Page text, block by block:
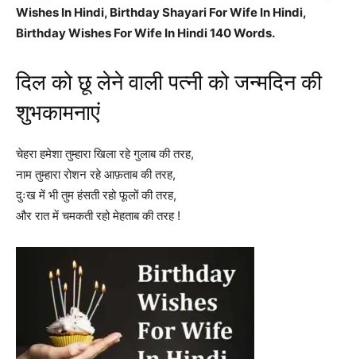
Wishes In Hindi, Birthday Shayari For Wife In Hindi,
Birthday Wishes For Wife In Hindi 140 Words.
दिल को छू लेने वाली पत्नी को जन्मदिन की
शुभकामनाएं
चेहरा हमेशा तुम्हारा खिला रहे गुलाब की तरह,
नाम तुम्हारा रोशन रहे आफ़ताब की तरह,
दुःख में भी तुम हंसती रहो फूलों की तरह,
और रात में चमकती रहो मेहताब की तरह !